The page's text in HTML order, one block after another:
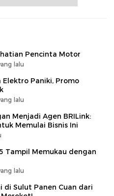
Pencinta Motor
lalu
Elektro Paniki, Promo
lalu
Menjadi Agen BRILink:
Memulai Bisnis Ini
Tampil Memukau dengan
lalu
di Sulut Panen Cuan dari